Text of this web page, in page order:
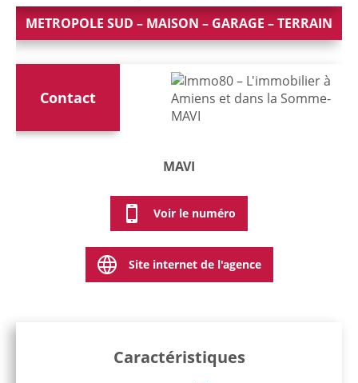
METROPOLE SUD – MAISON – GARAGE – TERRAIN
Contact
MAVI
Voir le numéro
Site internet de l'agence
Caractéristiques